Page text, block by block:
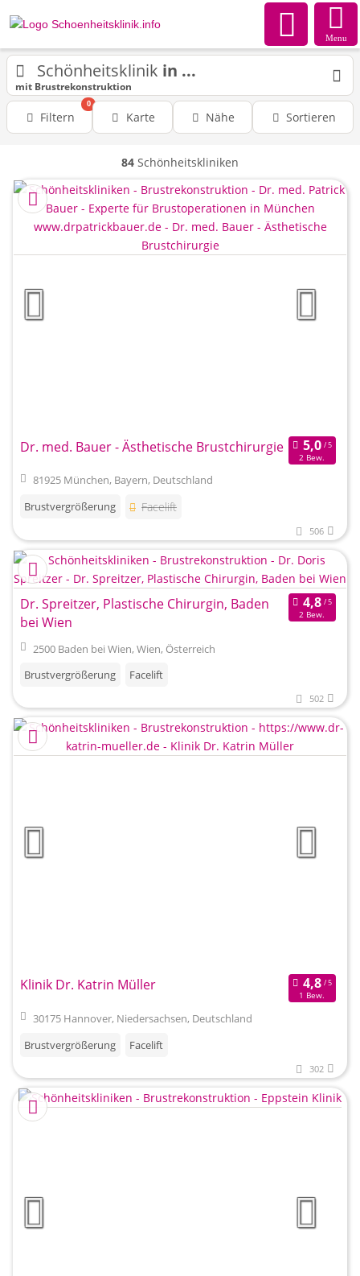
Menu
Schönheitsklinik in ...
mit Brustrekonstruktion
Filtern
0
Karte Nähe Sortieren
84 Schönheitskliniken
Dr. med. Bauer - Ästhetische Brustchirurgie
2 Bew.
81925 München, Bayern, Deutschland
Brustvergrößerung
Facelift
506
Dr. Spreitzer, Plastische Chirurgin, Baden
bei Wien
2 Bew.
2500 Baden bei Wien, Wien, Österreich
Brustvergrößerung
Facelift
502
Klinik Dr. Katrin Müller
1 Bew.
30175 Hannover, Niedersachsen, Deutschland
Brustvergrößerung
Facelift
302